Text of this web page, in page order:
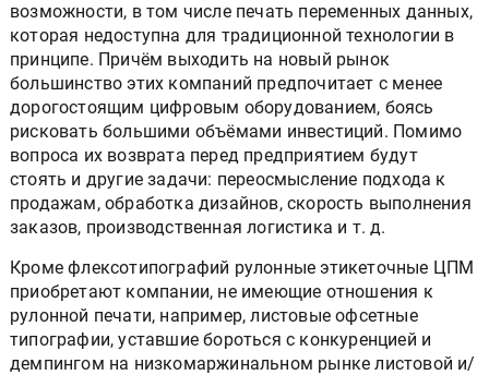
возможности, в том числе печать переменных данных,
которая недоступна для традиционной технологии в
принципе. Причём выходить на новый рынок
большинство этих компаний предпочитает с менее
дорогостоящим цифровым оборудованием, боясь
рисковать большими объёмами инвестиций. Помимо
вопроса их возврата перед предприятием будут
стоять и другие задачи: переосмысление подхода к
продажам, обработка дизайнов, скорость выполнения
заказов, производственная логистика и т. д.
Кроме флексотипографий рулонные этикеточные ЦПМ
приобретают компании, не имеющие отношения к
рулонной печати, например, листовые офсетные
типографии, уставшие бороться с конкуренцией и
демпингом на низкомаржинальном рынке листовой и/